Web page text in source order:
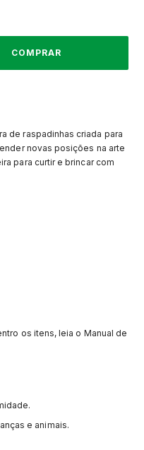
de raspadinhas criada para
novas posições na arte
para curtir e brincar com
os itens, leia o Manual de
e animais.